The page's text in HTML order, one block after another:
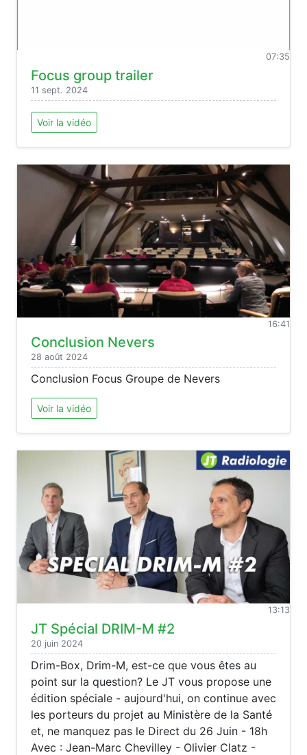
07:35
Focus group trailer
11 sept. 2024
Voir la vidéo
16:41
Conclusion Nevers
28 août 2024
Conclusion Focus Groupe de Nevers
Voir la vidéo
13:13
JT Spécial DRIM-M #2
20 juin 2024
Drim-Box, Drim-M, est-ce que vous êtes au
point sur la question? Le JT vous propose une
édition spéciale - aujourd'hui, on continue avec
les porteurs du projet au Ministère de la Santé
et, ne manquez pas le Direct du 26 Juin - 18h
Avec : Jean-Marc Chevilley - Olivier Clatz -